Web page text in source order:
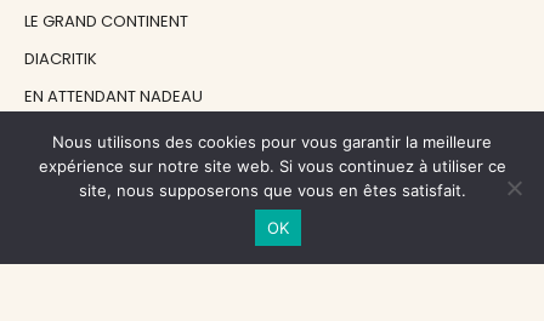
LE GRAND CONTINENT
DIACRITIK
EN ATTENDANT NADEAU
NOS SOUTIENS
Nous utilisons des cookies pour vous garantir la meilleure
expérience sur notre site web. Si vous continuez à utiliser ce
site, nous supposerons que vous en êtes satisfait.
OK